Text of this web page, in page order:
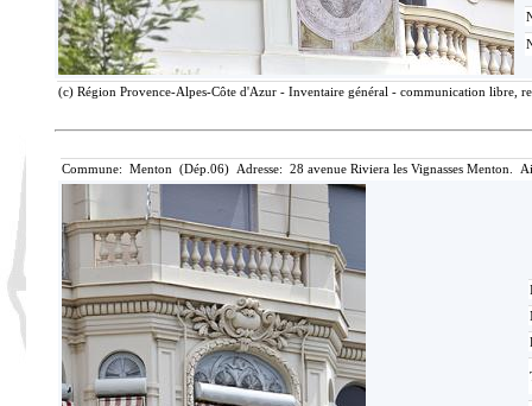
(c) Région Provence-Alpes-Côte d'Azur - Inventaire général - communication libre,
Commune: Menton (Dép.06) Adresse: 28 avenue Riviera les Vignasses Menton.